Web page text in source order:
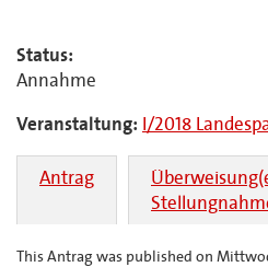
Status:
Annahme
Veranstaltung: I/2018
Antrag
This Antrag was published on